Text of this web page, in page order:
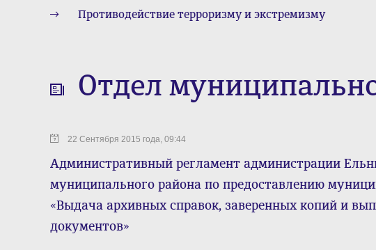
Противодействие терроризму и экстремизму
Отдел
22 Сентября 2015 года, 09:44
Административный регламент администрации
муниципального района по предоставлению
«Выдача архивных справок, заверенных копий и
документов»